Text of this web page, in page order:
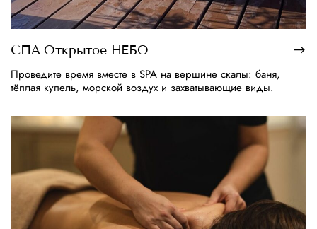
СПА Открытое НЕБО
Проведите время вместе в SPA на вершине скалы: баня,
тёплая купель, морской воздух и захватывающие виды.